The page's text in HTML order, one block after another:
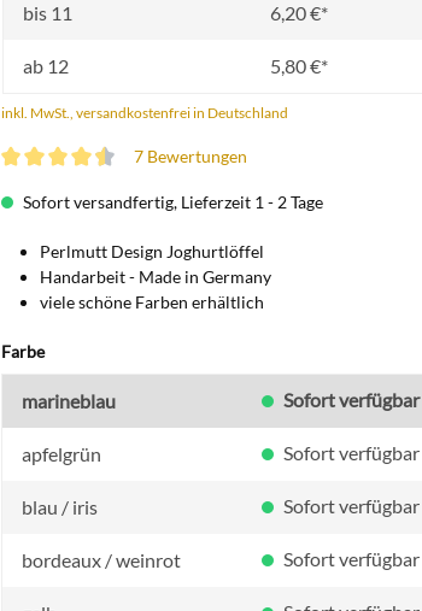
bis 11 6,20 €*
ab 12 5,80 €*
inkl. MwSt., versandkostenfrei in Deutschland
7 Bewertungen
Sofort versandfertig, Lieferzeit 1 - 2 Tage
Perlmutt Design Joghurtlöffel
Handarbeit - Made in Germany
viele schöne Farben erhältlich
Farbeauswählen
marineblau Sofort verfügbar
apfelgrün Sofort verfügbar
blau / iris Sofort verfügbar
bordeaux / weinrot Sofort verfügbar